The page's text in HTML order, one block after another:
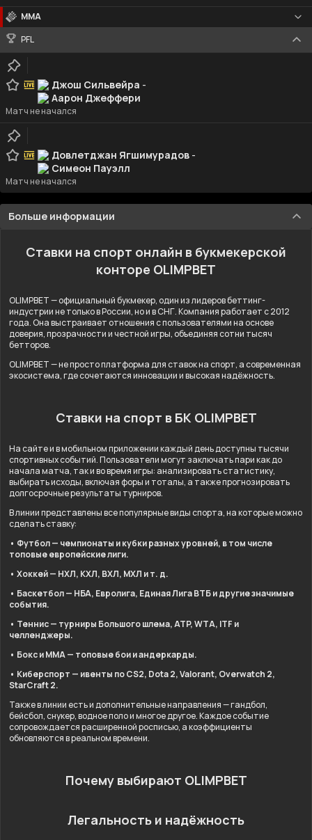
MMA
PFL
Джош Сильвейра -
Аарон Джеффери
Матч не начался
Довлетджан Ягшимурадов -
Симеон Пауэлл
Матч не начался
Больше информации
Ставки на спорт онлайн в букмекерской
конторе OLIMPBET
OLIMPBET — официальный букмекер, один из лидеров беттинг-
индустрии не только в России, но и в СНГ. Компания работает с 2012
года. Она выстраивает отношения с пользователями на основе
доверия, прозрачности и честной игры, объединяя сотни тысяч
бетторов.
OLIMPBET — не просто платформа для ставок на спорт, а современная
экосистема, где сочетаются инновации и высокая надёжность.
Ставки на спорт в БК OLIMPBET
На сайте и в мобильном приложении каждый день доступны тысячи
спортивных событий. Пользователи могут заключать пари как до
начала матча, так и во время игры: анализировать статистику,
выбирать исходы, включая форы и тоталы, а также прогнозировать
долгосрочные результаты турниров.
В линии представлены все популярные виды спорта, на которые можно
сделать ставку:
• Футбол — чемпионаты и кубки разных уровней, в том числе
топовые европейские лиги.
• Хоккей — НХЛ, КХЛ, ВХЛ, МХЛ и т. д.
• Баскетбол — НБА, Евролига, Единая Лига ВТБ и другие значимые
события.
• Теннис — турниры Большого шлема, ATP, WTA, ITF и
челленджеры.
• Бокс и ММА — топовые бои и андеркарды.
• Киберспорт — ивенты по CS2, Dota 2, Valorant, Overwatch 2,
StarCraft 2.
Также в линии есть и дополнительные направления — гандбол,
бейсбол, снукер, водное поло и многое другое. Каждое событие
сопровождается расширенной росписью, а коэффициенты
обновляются в реальном времени.
Почему выбирают OLIMPBET
Легальность и надёжность